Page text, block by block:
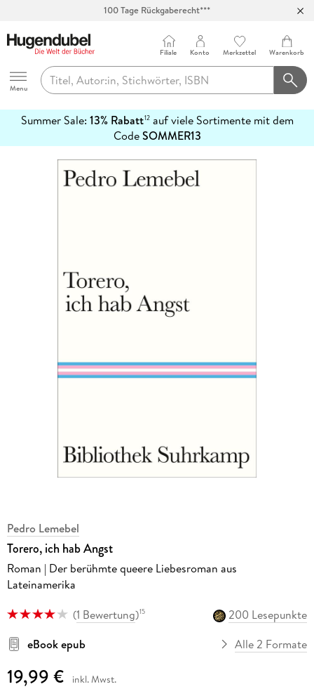
100 Tage Rückgaberecht***
Hugendubel
Menu
Filiale Konto Merkzettel Warenkorb
Summer Sale: 13% Rabatt12auf viele Sortimente mit dem
CodeSOMMER13
erfahren
Pedro Lemebel
Torero, ich hab Angst
Roman | Der berühmte queere Liebesroman aus
Lateinamerika
(1 Bewertung)15
200 Lesepunkte
eBook epub
Alle 2 Formate
19,99 € inkl. Mwst.